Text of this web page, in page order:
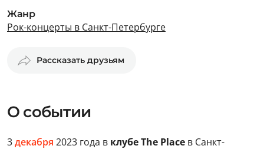
Жанр
Рок-концерты в Санкт-Петербурге
Рассказать друзьям
О событии
3декабря 2023 года в клубе The Place в Санкт-